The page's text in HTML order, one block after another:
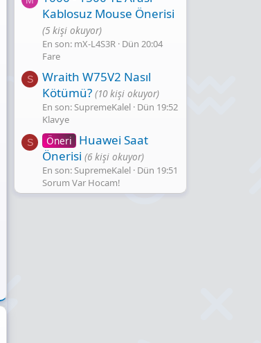
Kablosuz Mouse Önerisi
(5 kişi okuyor)
En son: mX-L4S3R Dün 20:04
Fare
S
Wraith W75V2 Nasıl
Kötümü? (10 kişi okuyor)
En son: SupremeKalel Dün 19:52
Klavye
S Öneri Huawei Saat
Önerisi (6 kişi okuyor)
En son: SupremeKalel Dün 19:51
Sorum Var Hocam!